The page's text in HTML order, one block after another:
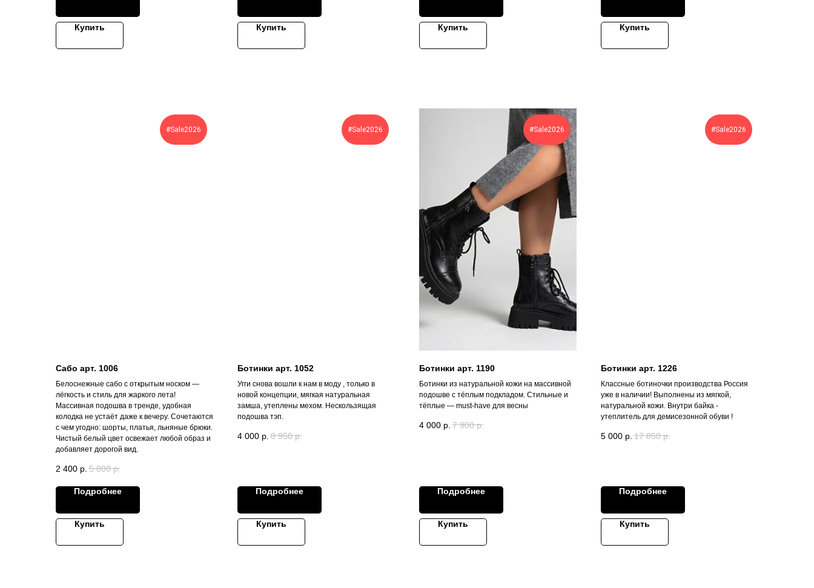
Купить Купить Купить Купить
#Sale2026
Сабо арт. 1006
Белоснежные сабо с открытым носком —
лёгкость и стиль для жаркого лета!
Массивная подошва в тренде, удобная
колодка не устаёт даже к вечеру. Сочетаются
с чем угодно: шорты, платья, льняные брюки.
Чистый белый цвет освежает любой образ и
добавляет дорогой вид.
2 400 р. 5 800 р.
Подробнее
Купить
#Sale2026
Ботинки арт. 1052
Угги снова вошли к нам в моду , только в
новой концепции, мягкая натуральная
замша, утеплены мехом. Нескользящая
подошва тэп.
4 000 р. 8 950 р.
Подробнее
Купить
#Sale2026
Ботинки арт. 1190
Ботинки из натуральной кожи на массивной
подошве с тёплым подкладом. Стильные и
тёплые — must-have для весны
4 000 р. 7 900 р.
Подробнее
Купить
#Sale2026
Ботинки арт. 1226
Классные ботиночки производства Россия
уже в наличии! Выполнены из мягкой,
натуральной кожи. Внутри байка -
утеплитель для демисезонной обуви !
5 000 р. 17 850 р.
Подробнее
Купить